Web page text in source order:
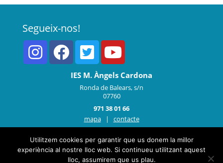
Segueix-nos!
IES M. Àngels Cardona
Ronda de Balears, s/n
07760
971 38 01 66
mapa
| contacte
Utilitzem cookies per garantir que us donem la millor
experiència al nostre lloc web. Si continueu utilitzant aquest
lloc, assumirem que us plau.